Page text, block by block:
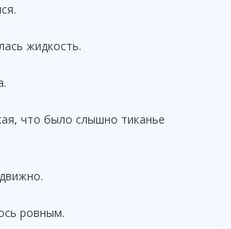
жидкость.
что было слышно тиканье
ровным.